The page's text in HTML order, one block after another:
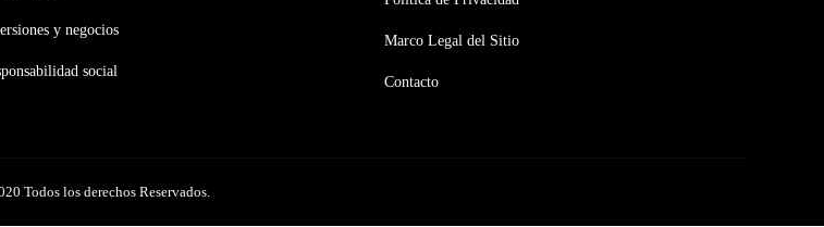
y negocios
social
Marco Legal del Sitio
Contacto
Todos los derechos Reservados.